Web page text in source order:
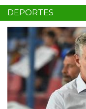
DEPORTES